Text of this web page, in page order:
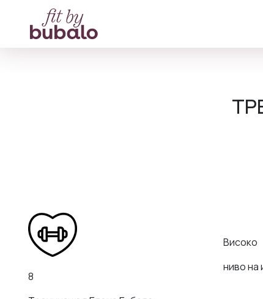
8
Високо
ниво на